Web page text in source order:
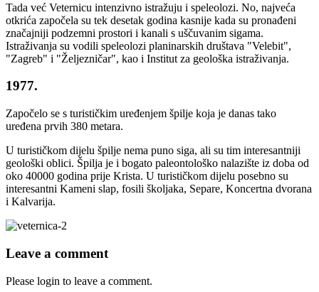
Tada već Veternicu intenzivno istražuju i speleolozi. No, najveća
otkrića započela su tek desetak godina kasnije kada su pronađeni
značajniji podzemni prostori i kanali s uščuvanim sigama.
Istraživanja su vodili speleolozi planinarskih društava "Velebit",
"Zagreb" i "Željezničar", kao i Institut za geološka istraživanja.
1977.
Započelo se s turističkim uređenjem špilje koja je danas tako
uređena prvih 380 metara.
U turističkom dijelu špilje nema puno siga, ali su tim interesantniji
geološki oblici. Špilja je i bogato paleontološko nalazište iz doba od
oko 40000 godina prije Krista. U turističkom dijelu posebno su
interesantni Kameni slap, fosili školjaka, Separe, Koncertna dvorana
i Kalvarija.
Leave a comment
Please login to leave a comment.